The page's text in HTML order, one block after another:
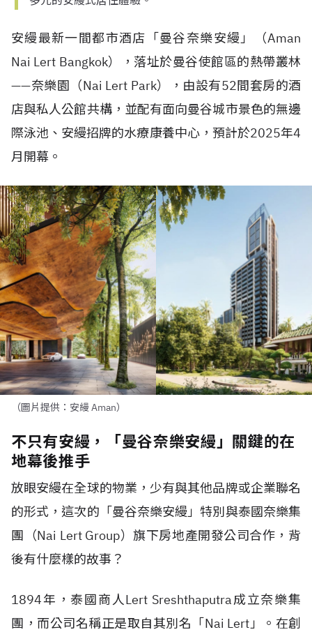
安縵最新一間都市酒店「曼谷奈樂安縵」（Aman
Nai Lert Bangkok），落址於曼谷使館區的熱帶叢林
——奈樂園（Nai Lert Park），由設有52間套房的酒
店與私人公館共構，並配有面向曼谷城市景色的無邊
際泳池、安縵招牌的水療康養中心，預計於2025年4
月開幕。
（圖片提供：安縵 Aman）
不只有安縵，「曼谷奈樂安縵」關鍵的在
地幕後推手
放眼安縵在全球的物業，少有與其他品牌或企業聯名
的形式，這次的「曼谷奈樂安縵」特別與泰國奈樂集
團（Nai Lert Group）旗下房地產開發公司合作，背
後有什麼樣的故事？
1894年，泰國商人Lert Sreshthaputra成立奈樂集
團，而公司名稱正是取自其別名「Nai Lert」。在創